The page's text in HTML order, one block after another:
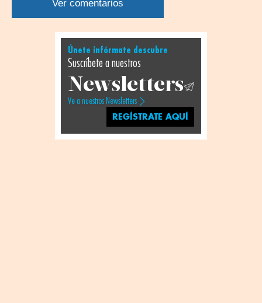
WhatsApp
TwitterFacebookLinkedin
Ver comentarios
Únete infórmate descubre
Suscríbete a nuestros
Newsletters
Ve a nuestros Newsletters
REGÍSTRATE AQUÍ